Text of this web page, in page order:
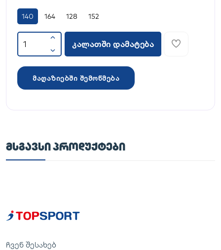
140 164 128 152
კალათში დამატება
მაღაზიებში შემოწმება
ᲛᲡᲒᲐᲕᲡᲘ ᲞᲠᲝᲓᲣᲥᲢᲔᲑᲘ
ჩვენ შესახებ